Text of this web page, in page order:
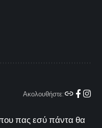
Ακολουθήστε:
πας εσύ πάντα θα